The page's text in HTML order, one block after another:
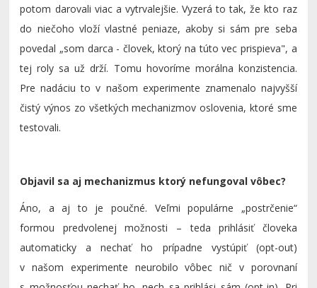
potom darovali viac a vytrvalejšie. Vyzerá to tak, že kto raz
do niečoho vloží vlastné peniaze, akoby si sám pre seba
povedal „som darca - človek, ktorý na túto vec prispieva", a
tej roly sa už drží. Tomu hovoríme morálna konzistencia.
Pre nadáciu to v našom experimente znamenalo najvyšší
čistý výnos zo všetkých mechanizmov oslovenia, ktoré sme
testovali.
Objavil sa aj mechanizmus ktorý nefungoval vôbec?
Áno, a aj to je poučné. Veľmi populárne „postrčenie“
formou predvolenej možnosti – teda prihlásiť človeka
automaticky a nechať ho prípadne vystúpiť (opt-out)
v našom experimente neurobilo vôbec nič v porovnaní